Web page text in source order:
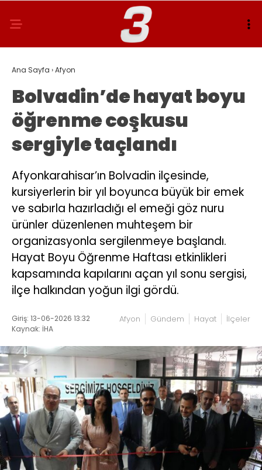
Ana Sayfa ›Afyon
Bolvadin’de hayat boyu
öğrenme coşkusu
sergiyle taçlandı
Afyonkarahisar’ın Bolvadin ilçesinde,
kursiyerlerin bir yıl boyunca büyük bir emek
ve sabırla hazırladığı el emeği göz nuru
ürünler düzenlenen muhteşem bir
organizasyonla sergilenmeye başlandı.
Hayat Boyu Öğrenme Haftası etkinlikleri
kapsamında kapılarını açan yıl sonu sergisi,
ilçe halkından yoğun ilgi gördü.
Giriş: 13-06-2026 13:32
Kaynak: İHA
Afyon Gündem Hayat İlçeler